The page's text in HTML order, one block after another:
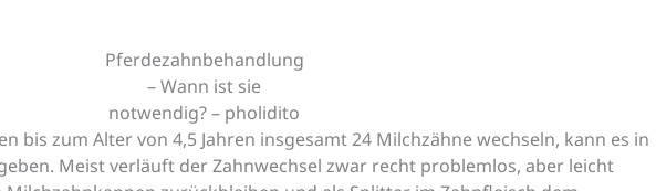
Pferdezahnbehandlung
– Wann ist sie
notwendig? – pholidito
bis zum Alter von 4,5 Jahren insgesamt 24 Milchzähne wechseln, kann es in
Meist verläuft der Zahnwechsel zwar recht problemlos, aber leicht